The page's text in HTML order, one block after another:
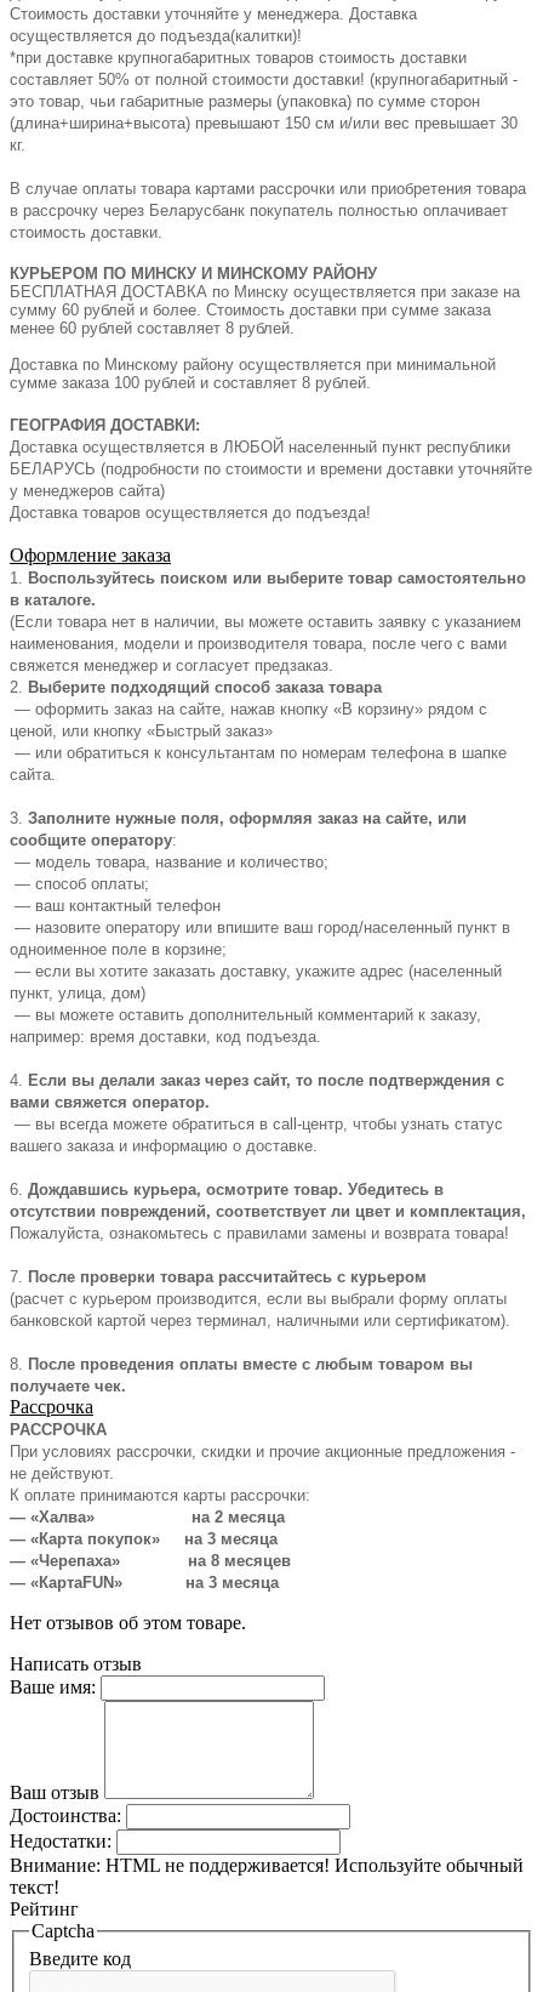
Стоимость доставки уточняйте у менеджера. Доставка
осуществляется до подъезда(калитки)!
*при доставке крупногабаритных товаров стоимость доставки
составляет 50% от полной стоимости доставки! (крупногабаритный -
это товар, чьи габаритные размеры (упаковка) по сумме сторон
(длина+ширина+высота) превышают 150 см и/или вес превышает 30
кг.
В случае оплаты товара картами рассрочки или приобретения товара
в рассрочку через Беларусбанк покупатель полностью оплачивает
стоимость доставки.
КУРЬЕРОМ ПО МИНСКУ И МИНСКОМУ РАЙОНУ
БЕСПЛАТНАЯ ДОСТАВКА по Минску осуществляется при заказе на
сумму 60 рублей и более. Стоимость доставки при сумме заказа
менее 60 рублей составляет 8 рублей.
Доставка по Минскому району осуществляется при минимальной
сумме заказа 100 рублей и составляет 8 рублей.
ГЕОГРАФИЯ ДОСТАВКИ:
Доставка осуществляется в ЛЮБОЙ населенный пункт республики
БЕЛАРУСЬ (подробности по стоимости и времени доставки уточняйте
у менеджеров сайта)
Доставка товаров осуществляется до подъезда!
Оформление заказа
1.
Воспользуйтесь поиском или выберите товар самостоятельно
в каталоге.
(Если товара нет в наличии, вы можете оставить заявку с указанием
наименования, модели и производителя товара, после чего с вами
свяжется менеджер и согласует предзаказ.
2.
Выберите подходящий способ заказа товара
— оформить заказ на сайте, нажав кнопку «В корзину» рядом с
ценой, или кнопку «Быстрый заказ»
— или обратиться к консультантам по номерам телефона в шапке
сайта.
3. Заполните нужные поля, оформляя заказ на сайте, или
сообщите оператору:
— модель товара, название и количество;
— способ оплаты;
— ваш контактный телефон
— назовите оператору или впишите ваш город/населенный пункт в
одноименное поле в корзине;
— если вы хотите заказать доставку, укажите адрес (населенный
пункт, улица, дом)
— вы можете оставить дополнительный комментарий к заказу,
например: время доставки, код подъезда.
4.
Если вы делали заказ через сайт, то после подтверждения с
вами свяжется оператор.
— вы всегда можете обратиться в call-центр, чтобы узнать статус
вашего заказа и информацию о доставке.
6. Дождавшись курьера, осмотрите товар. Убедитесь в
отсутствии повреждений, соответствует ли цвет и комплектация,
Пожалуйста, ознакомьтесь с правилами замены и возврата товара!
7.
После проверки товара рассчитайтесь с курьером
(расчет с курьером производится, если вы выбрали форму оплаты
банковской картой через терминал, наличными или сертификатом).
8.
После проведения оплаты вместе с любым товаром вы
получаете чек.
Рассрочка
РАССРОЧКА
При условиях рассрочки, скидки и прочие акционные предложения -
не действуют.
К оплате принимаются карты рассрочки:
— «Халва» на 2 месяца
— «Карта покупок» на 3 месяца
— «Черепаха» на 8 месяцев
— «КартаFUN» на 3 месяца
Нет отзывов об этом товаре.
Написать отзыв
Ваше имя:
Ваш отзыв
Достоинства:
Недостатки:
Внимание: HTML не поддерживается! Используйте обычный
текст!
Рейтинг
Captcha
Введите код